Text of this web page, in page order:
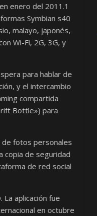
enero del 2011.1​
Symbian s40
malayo, japonés,
Wi-Fi, 2G, 3G, y
para hablar de
y el intercambio
compartida
Bottle») para
de fotos personales
copia de seguridad
de red social
aplicación fue
en octubre